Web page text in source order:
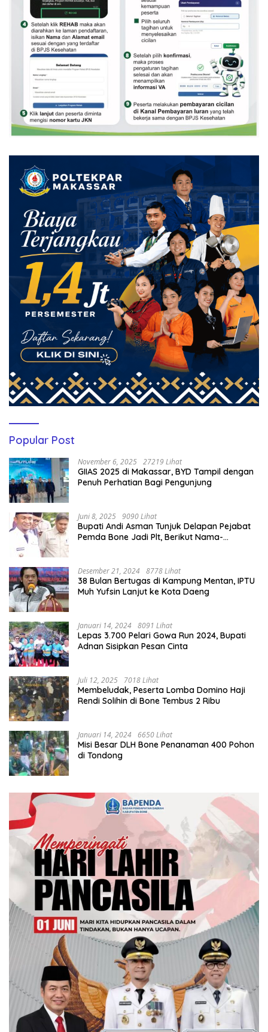
Popular Post
November 6, 2025 27219 Lihat
GIIAS 2025 di Makassar, BYD Tampil dengan
Penuh Perhatian Bagi Pengunjung
Juni 8, 2025 9090 Lihat
Bupati Andi Asman Tunjuk Delapan Pejabat
Pemda Bone Jadi Plt, Berikut Nama-
Desember 21, 2024 8778 Lihat
38 Bulan Bertugas di Kampung Mentan, IPTU
Muh Yufsin Lanjut ke Kota Daeng
Januari 14, 2024 8091 Lihat
Lepas 3.700 Pelari Gowa Run 2024, Bupati
Adnan Sisipkan Pesan Cinta
Juli 12, 2025 7018 Lihat
Membeludak, Peserta Lomba Domino Haji
Rendi Solihin di Bone Tembus 2 Ribu
Januari 14, 2024 6650 Lihat
Misi Besar DLH Bone Penanaman 400 Pohon
di Tondong